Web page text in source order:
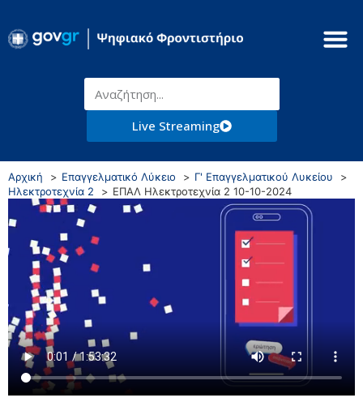
Live Streaming
Αρχική Επαγγελματικό Λύκειο
Γ' Επαγγελματικού Λυκείου
Ηλεκτροτεχνία 2
ΕΠΑΛ Ηλεκτροτεχνία 2 10-10-2024